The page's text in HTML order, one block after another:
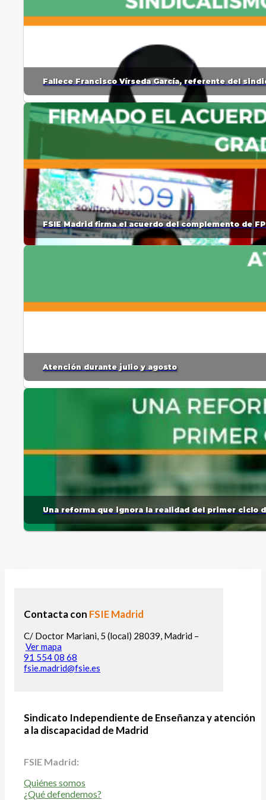
Fallece Francisco Vírseda García, referente del
FSIE Madrid firma el acuerdo del complemento de
Atención durante julio y agosto
Una reforma que ignora la realidad del primer ciclo
Contacta con FSIE Madrid
C/ Doctor Mariani, 5 (local) 28039, Madrid –
Ver mapa
91 554 08 68
fsie.madrid@fsie.es
Sindicato Independiente de Enseñanza y atención
a la discapacidad de Madrid
FSIE Madrid:
Quiénes somos
¿Qué defendemos?